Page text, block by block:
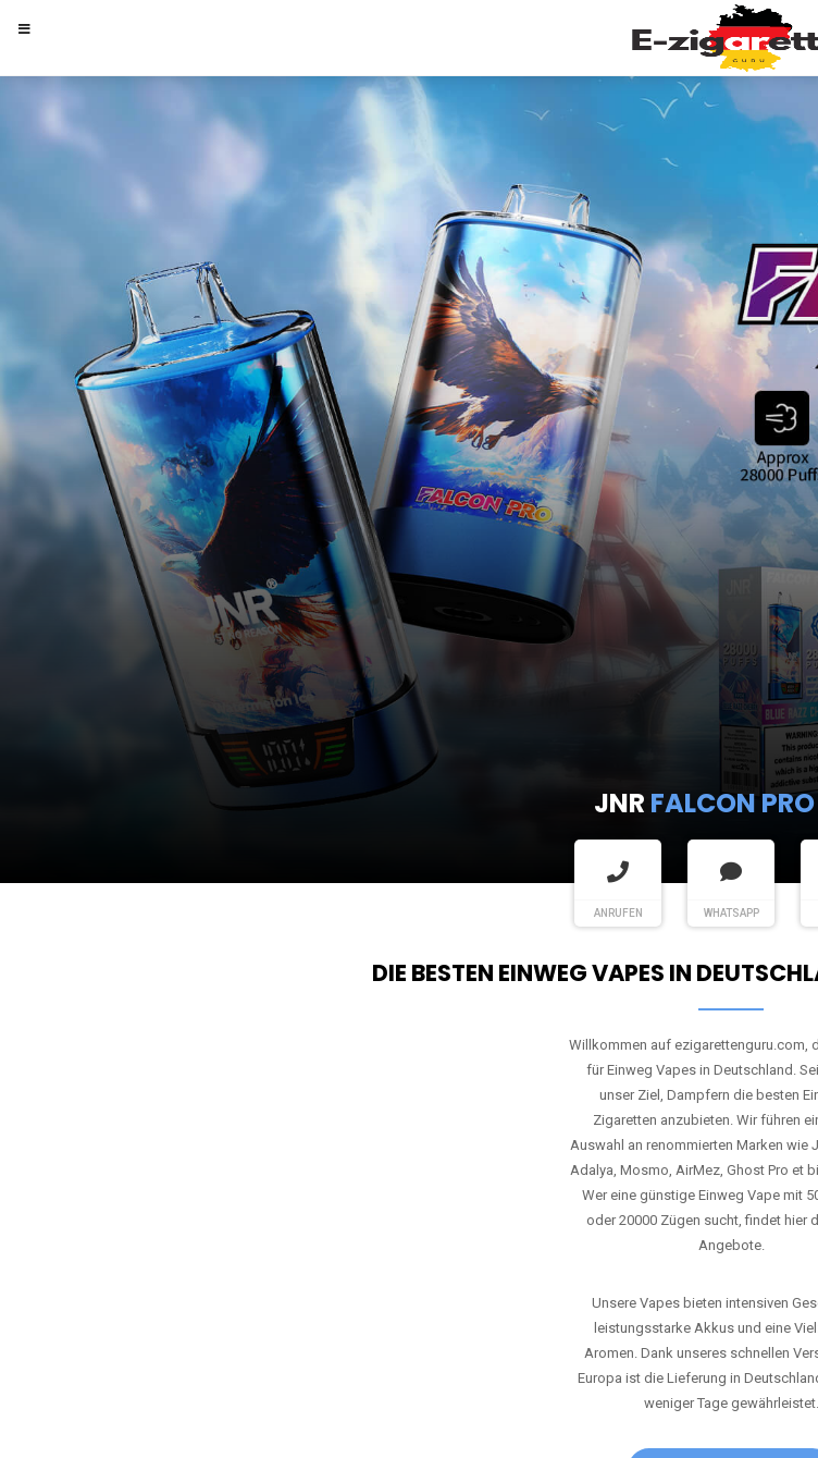
JNR FALCON
ANRUFEN WHATSAPP
DIE BESTEN EINWEG VAPES IN
Willkommen auf ezigarettenguru.com,
für Einweg Vapes in Deutschland.
unser Ziel, Dampfern die besten
Zigaretten anzubieten. Wir führen
Auswahl an renommierten Marken wie
Adalya, Mosmo, AirMez, Ghost Pro et
Wer eine günstige Einweg Vape mit
oder 20000 Zügen sucht, findet hier
Angebote.
Unsere Vapes bieten intensiven
leistungsstarke Akkus und eine
Aromen. Dank unseres schnellen
Europa ist die Lieferung in
weniger Tage gewährleistet.